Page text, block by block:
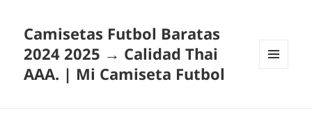
Camisetas Futbol Baratas
2024 2025 → Calidad Thai
AAA. | Mi Camiseta Futbol